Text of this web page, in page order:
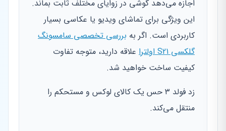
اجازه می‌دهد گوشی در زوایای مختلف ثابت بماند.
این ویژگی برای تماشای ویدیو یا عکاسی بسیار
کاربردی است. اگر به بررسی تخصصی سامسونگ
گلکسی S21 اولترا
علاقه دارید، متوجه تفاوت
کیفیت ساخت خواهید شد.
زد فولد ۳ حس یک کالای لوکس و مستحکم را
منتقل می‌کند.